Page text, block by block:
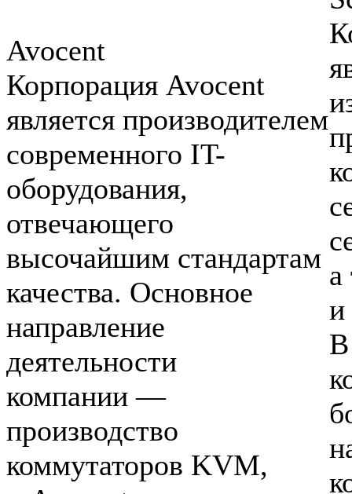
Avocent
Корпорация Avocent
является производителем
современного IT-
оборудования,
отвечающего
высочайшим стандартам
качества. Основное
направление
деятельности
компании —
производство
коммутаторов KVM,
а
и
В